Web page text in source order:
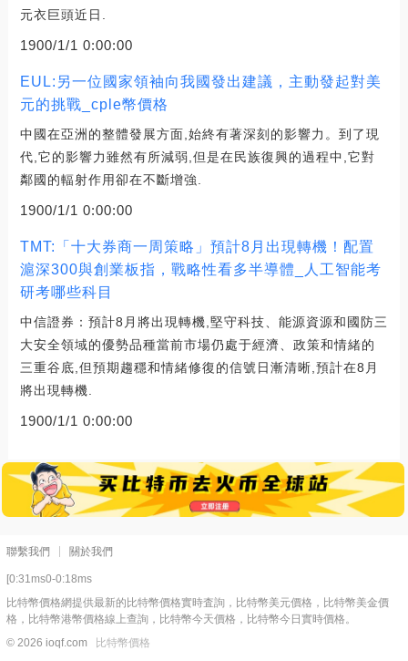
元衣巨頭近日.
1900/1/1 0:00:00
EUL:另一位國家領袖向我國發出建議，主動發起對美
元的挑戰_cple幣價格
中國在亞洲的整體發展方面,始終有著深刻的影響力。到了現
代,它的影響力雖然有所減弱,但是在民族復興的過程中,它對
鄰國的輻射作用卻在不斷增強.
1900/1/1 0:00:00
TMT:「十大券商一周策略」預計8月出現轉機！配置
滬深300與創業板指，戰略性看多半導體_人工智能考
研考哪些科目
中信證券：預計8月將出現轉機,堅守科技、能源資源和國防三
大安全領域的優勢品種當前市場仍處于經濟、政策和情緒的
三重谷底,但預期趨穩和情緒修復的信號日漸清晰,預計在8月
將出現轉機.
1900/1/1 0:00:00
聯繫我們 關於我們
[0:31ms0-0:18ms
比特幣價格網提供最新的比特幣價格實時査詢，比特幣美元價格，比特幣美金價
格，比特幣港幣價格線上查詢，比特幣今天價格，比特幣今日實時價格。
© 2026 ioqf.com
比特幣價格